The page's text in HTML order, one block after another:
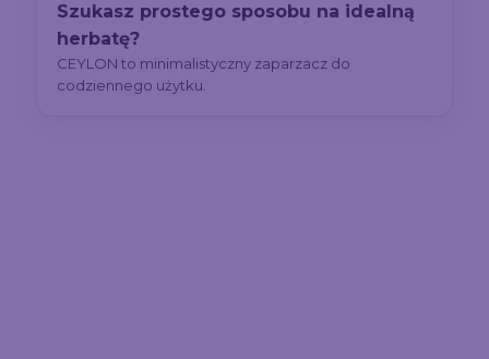
Szukasz prostego sposobu na idealną
herbatę?
CEYLON to minimalistyczny zaparzacz do
codziennego użytku.